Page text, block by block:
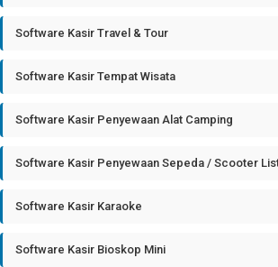
Software Kasir Travel & Tour
Software Kasir Tempat Wisata
Software Kasir Penyewaan Alat Camping
Software Kasir Penyewaan Sepeda / Scooter
Software Kasir Karaoke
Software Kasir Bioskop Mini